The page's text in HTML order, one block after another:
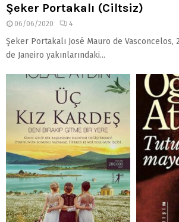
Şeker Portakalı (Ciltsiz)
06/06/2020 4
Şeker Portakalı José Mauro de Vasconcelos,
de Janeiro yakınlarındaki...